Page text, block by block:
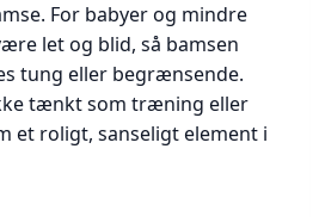
For babyer og mindre
let og blid, så bamsen
tung eller begrænsende.
tænkt som træning eller
et roligt, sanseligt element i